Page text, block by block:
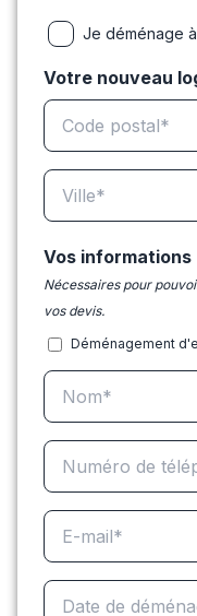
Je déménage
Votre nouveau
Vos informations
Nécessaires pour
vos devis.
Déménagement